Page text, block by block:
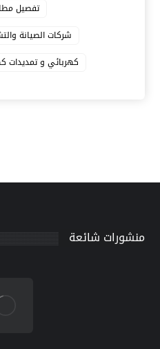
تفصيل
شركات الصيانة
كهربائي و تمديدات
منشورات شائعة